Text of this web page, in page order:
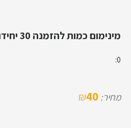
מינימום כמות להזמנה 30 יחידות
0:
מחיר: 40
₪